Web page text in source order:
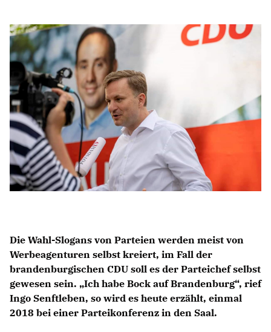
Anträge CDU
Kleine Anfragen
CDU Deutschland
CDU Fraktion im Brandenburger Landtag
CDU Brandenburg
CDU Potsdam
Die Wahl-Slogans von Parteien werden meist von
Werbeagenturen selbst kreiert, im Fall der
brandenburgischen CDU soll es der Parteichef selbst
gewesen sein. „Ich habe Bock auf Brandenburg“, rief
Ingo Senftleben, so wird es heute erzählt, einmal
2018 bei einer Parteikonferenz in den Saal.